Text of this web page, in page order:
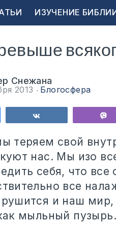
ИЗУЧЕНИЕ
Снежана
2013 Блогосфера
теряем свой
нас. Мы изо
себя, что
все
рушится и наш
мыльный пузырь.